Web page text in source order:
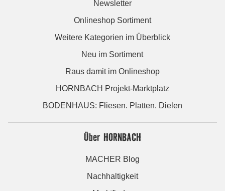
Newsletter
Onlineshop Sortiment
Weitere Kategorien im Überblick
Neu im Sortiment
Raus damit im Onlineshop
HORNBACH Projekt-Marktplatz
BODENHAUS: Fliesen. Platten. Dielen
Über HORNBACH
MACHER Blog
Nachhaltigkeit